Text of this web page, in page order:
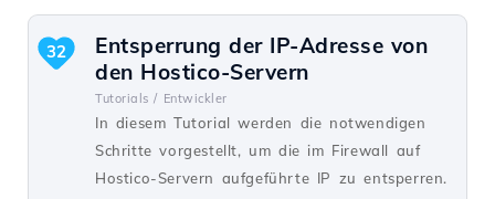
Entsperrung der IP-Adresse von
den Hostico-Servern
Tutorials / Entwickler
In diesem Tutorial werden die notwendigen
Schritte vorgestellt, um die im Firewall auf
Hostico-Servern aufgeführte IP zu entsperren.
32